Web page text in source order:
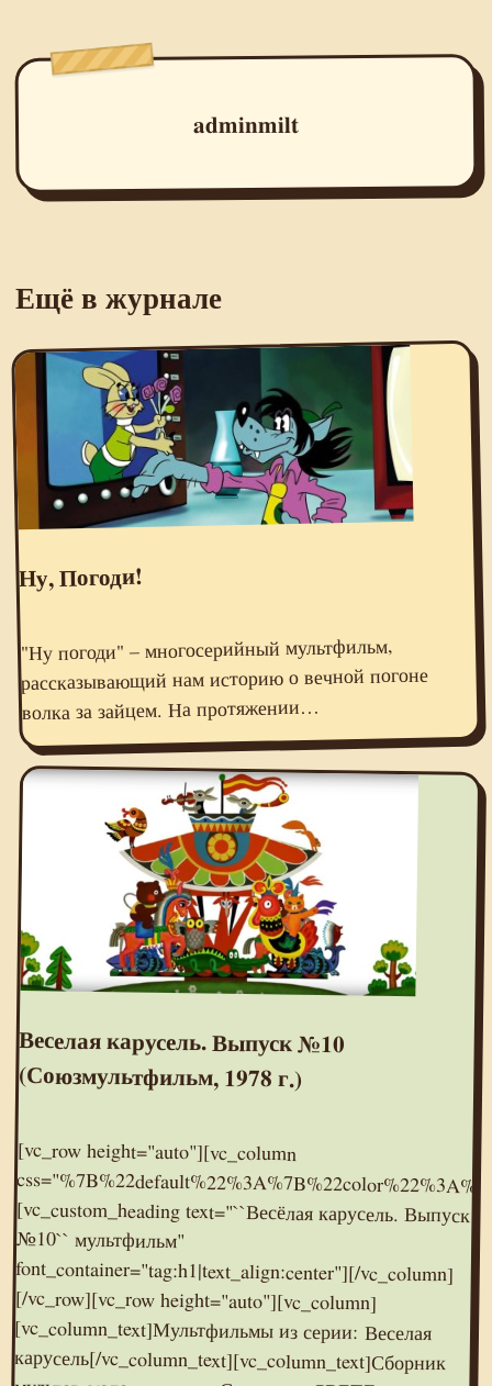
adminmilt
Ещё в журнале
Ну, Погоди!
"Ну погоди" – многосерийный мультфильм,
рассказывающий нам историю о вечной погоне
волка за зайцем. На протяжении…
Веселая карусель. Выпуск №10
(Союзмультфильм, 1978 г.)
[vc_row height="auto"][vc_column
css="%7B%22default%22%3A%7B%22color%22%3A%22%23e95095%22%7D%7D"]
[vc_custom_heading text="``Весёлая карусель. Выпуск
№10`` мультфильм"
font_container="tag:h1|text_align:center"][/vc_column]
[/vc_row][vc_row height="auto"][vc_column]
[vc_column_text]Мультфильмы из серии: Веселая
карусель[/vc_column_text][vc_column_text]Сборник